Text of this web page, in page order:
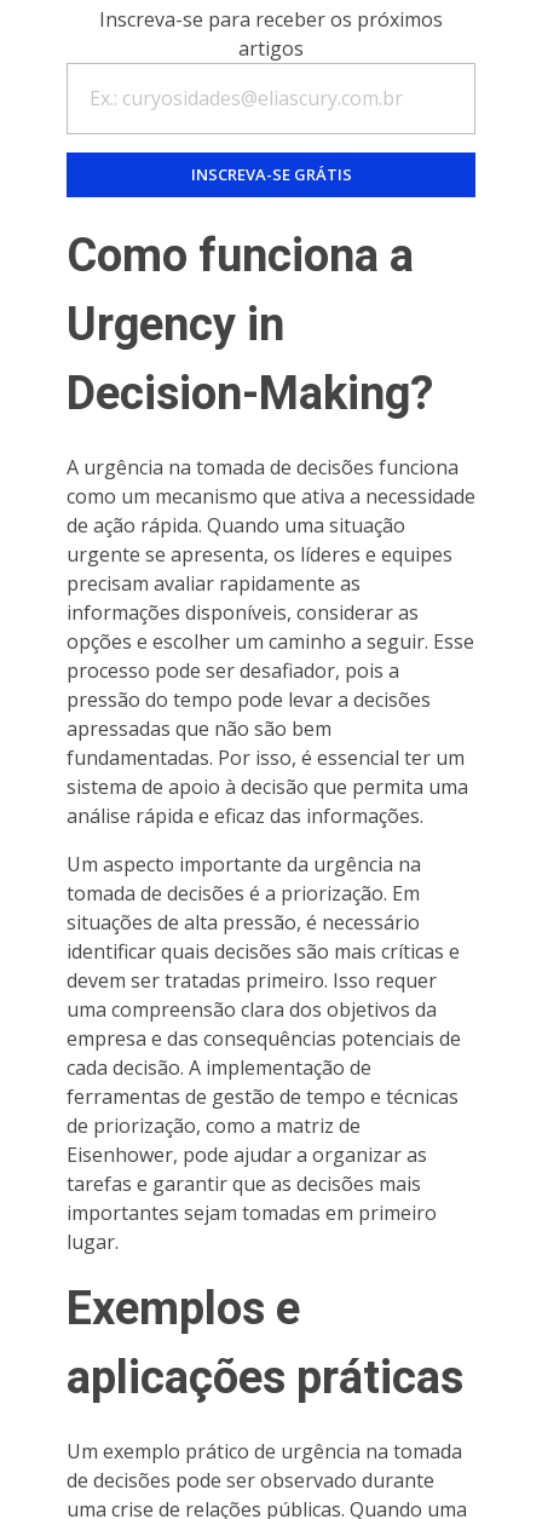
Inscreva-se para receber os próximos
artigos
Como funciona a
Urgency in
Decision-Making?
A urgência na tomada de decisões funciona
como um mecanismo que ativa a necessidade
de ação rápida. Quando uma situação
urgente se apresenta, os líderes e equipes
precisam avaliar rapidamente as
informações disponíveis, considerar as
opções e escolher um caminho a seguir. Esse
processo pode ser desafiador, pois a
pressão do tempo pode levar a decisões
apressadas que não são bem
fundamentadas. Por isso, é essencial ter um
sistema de apoio à decisão que permita uma
análise rápida e eficaz das informações.
Um aspecto importante da urgência na
tomada de decisões é a priorização. Em
situações de alta pressão, é necessário
identificar quais decisões são mais críticas e
devem ser tratadas primeiro. Isso requer
uma compreensão clara dos objetivos da
empresa e das consequências potenciais de
cada decisão. A implementação de
ferramentas de gestão de tempo e técnicas
de priorização, como a matriz de
Eisenhower, pode ajudar a organizar as
tarefas e garantir que as decisões mais
importantes sejam tomadas em primeiro
lugar.
Exemplos e
aplicações práticas
Um exemplo prático de urgência na tomada
de decisões pode ser observado durante
uma crise de relações públicas. Quando uma